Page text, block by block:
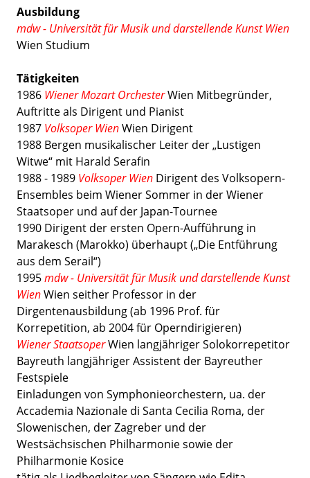
Ausbildung
mdw - Universität für Musik und darstellende Kunst Wien
Wien Studium
Tätigkeiten
1986 Wiener Mozart OrchesterWien Mitbegründer,
Auftritte als Dirigent und Pianist
1987 Volksoper WienWien Dirigent
1988 Bergen musikalischer Leiter der „Lustigen
Witwe“ mit Harald Serafin
1988 - 1989 Volksoper Wien Dirigent des Volksopern-
Ensembles beim Wiener Sommer in der Wiener
Staatsoper und auf der Japan-Tournee
1990 Dirigent der ersten Opern-Aufführung in
Marakesch (Marokko) überhaupt („Die Entführung
aus dem Serail“)
1995mdw - Universität für Musik und darstellende Kunst
WienWien seither Professor in der
Dirgentenausbildung (ab 1996 Prof. für
Korrepetition, ab 2004 für Operndirigieren)
Wiener StaatsoperWien langjähriger Solokorrepetitor
Bayreuth langjähriger Assistent der Bayreuther
Festspiele
Einladungen von Symphonieorchestern, ua. der
Accademia Nazionale di Santa Cecilia Roma, der
Slowenischen, der Zagreber und der
Westsächsischen Philharmonie sowie der
Philharmonie Kosice